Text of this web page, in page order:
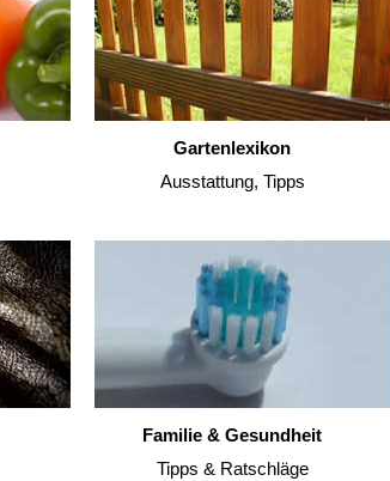
Gartenlexikon
Ausstattung, Tipps
Familie & Gesundheit
Tipps & Ratschläge